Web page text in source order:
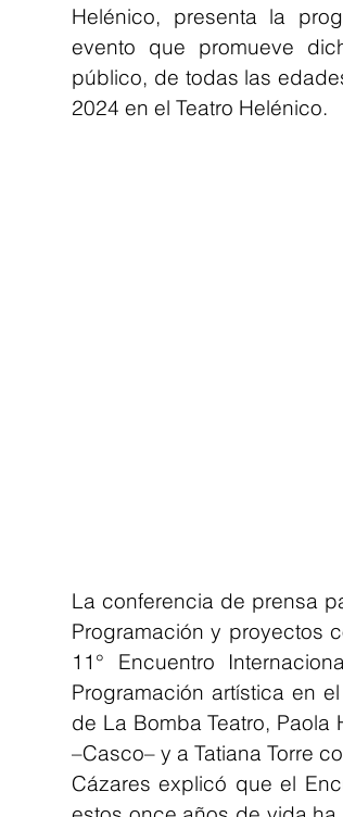
Helénico, presenta la
evento que promueve
público, de todas las
2024 en el Teatro Helénico.
La conferencia de prensa
Programación y proyectos
11° Encuentro
Programación artística en
de La Bomba Teatro,
–Casco– y a Tatiana Torre
Cázares explicó que el